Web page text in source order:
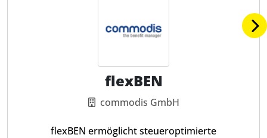
flexBEN
commodis GmbH
flexBEN ermöglicht steueroptimierte